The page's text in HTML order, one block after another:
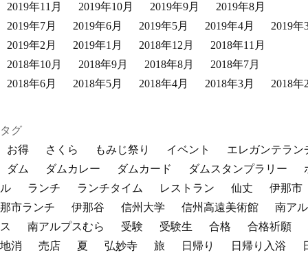
2019年11月
2019年10月 2019年9月
2019年8月
2019年7月
2019年6月 2019年5月 2019年4月
2019年
2019年2月
2019年1月 2018年12月
2018年11月
2018年10月
2018年9月 2018年8月
2018年7月
2018年6月
2018年5月 2018年4月 2018年3月 2018年
タグ
お得
さくら もみじ祭り イベント
エレガンテラン
ダム
ダムカレー ダムカード ダムスタンプラリー
ル
ランチ ランチタイム レストラン 仙丈
伊那市
那市ランチ
伊那谷 信州大学 信州高遠美術館
南ア
ス
南アルプスむら 受験 受験生 合格
合格祈願
地消
売店 夏 弘妙寺 旅 日帰り 日帰り入浴